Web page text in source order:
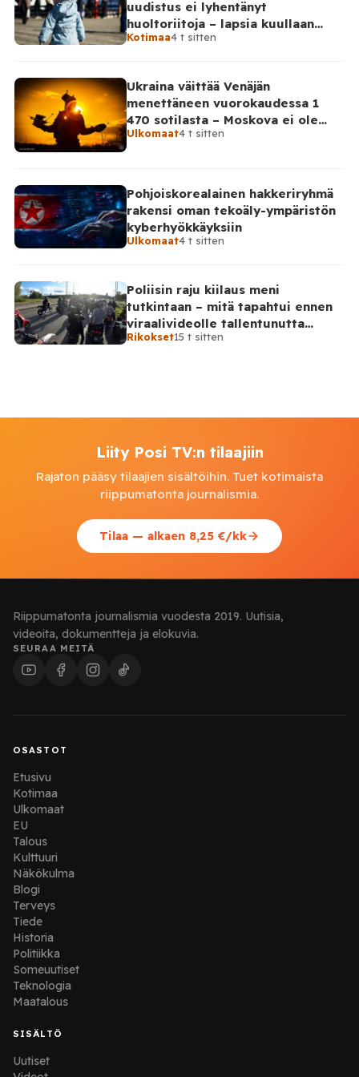
uudistus ei lyhentänyt
huoltoriitoja – lapsia kuullaan
edelleen harvoin
Kotimaa4 t sitten
Ukraina väittää Venäjän
menettäneen vuorokaudessa 1
470 sotilasta – Moskova ei ole
vahvistanut lukuja
Ulkomaat4 t sitten
Pohjoiskorealainen hakkeriryhmä
rakensi oman tekoäly-ympäristön
kyberhyökkäyksiin
Ulkomaat4 t sitten
Poliisin raju kiilaus meni
tutkintaan – mitä tapahtui ennen
viraalivideolle tallentunutta
hetkeä?
Rikokset15 t sitten
Liity Posi TV:n tilaajiin
Rajaton pääsy tilaajien sisältöihin. Tuet kotimaista
riippumatonta journalismia.
Tilaa — alkaen 8,25 €/kk
Riippumatonta journalismia vuodesta 2019. Uutisia,
videoita, dokumentteja ja elokuvia.
SEURAA MEITÄ
OSASTOT
Etusivu
Kotimaa
Ulkomaat
EU
Talous
Kulttuuri
Näkökulma
Blogi
Terveys
Tiede
Historia
Politiikka
Someuutiset
Teknologia
Maatalous
SISÄLTÖ
Uutiset